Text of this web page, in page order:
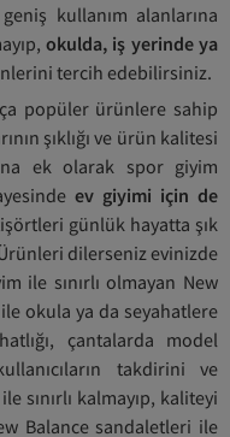
kullanım alanlarına
okulda, iş yerinde ya
tercih edebilirsiniz.
popüler ürünlere sahip
şıklığı ve ürün kalitesi
ek olarak spor giyim
ev giyimi için de
günlük hayatta şık
dilerseniz evinizde
ile sınırlı olmayan New
okula ya da seyahatlere
çantalarda model
takdirini ve
sınırlı kalmayıp, kaliteyi
Balance sandaletleri ile